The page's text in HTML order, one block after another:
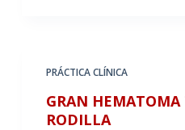
PRÁCTICA CLÍNICA
GRAN HEMATOMA
RODILLA